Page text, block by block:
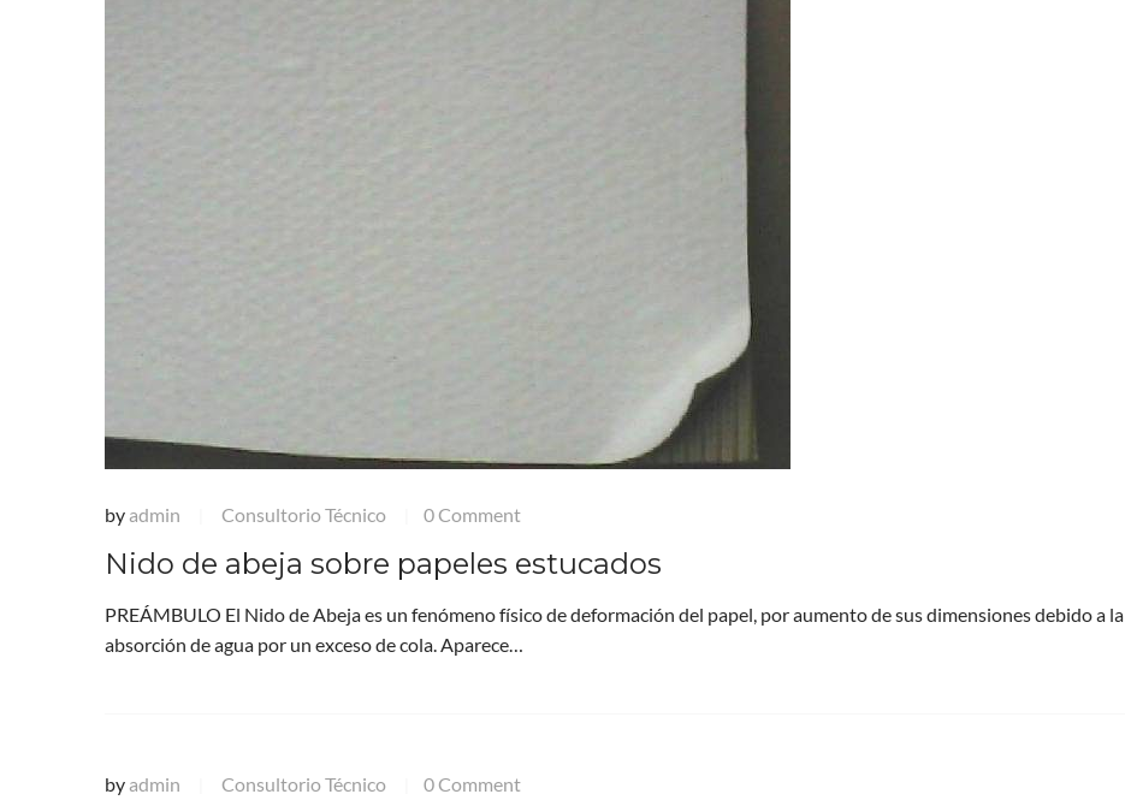
by admin Consultorio Técnico 0 Comment
Nido de abeja sobre papeles estucados
PREÁMBULO El Nido de Abeja es un fenómeno físico de deformación del papel, por aumento de sus dimensiones debido a la
absorción de agua por un exceso de cola. Aparece…
by admin Consultorio Técnico 0 Comment